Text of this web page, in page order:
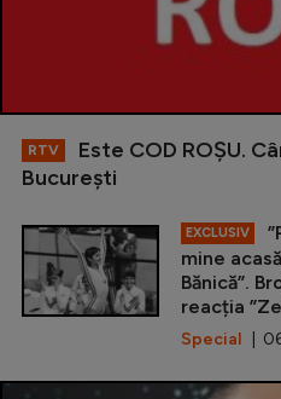
RTV
Este COD ROŞU.
Bucureşti
EXCLUSIV
mine
Bănică”.
reacția
Special |